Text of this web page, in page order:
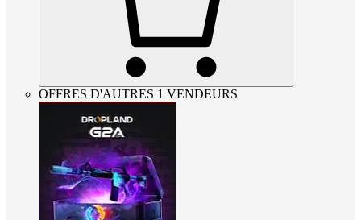
OFFRES D'AUTRES 1 VENDEURS